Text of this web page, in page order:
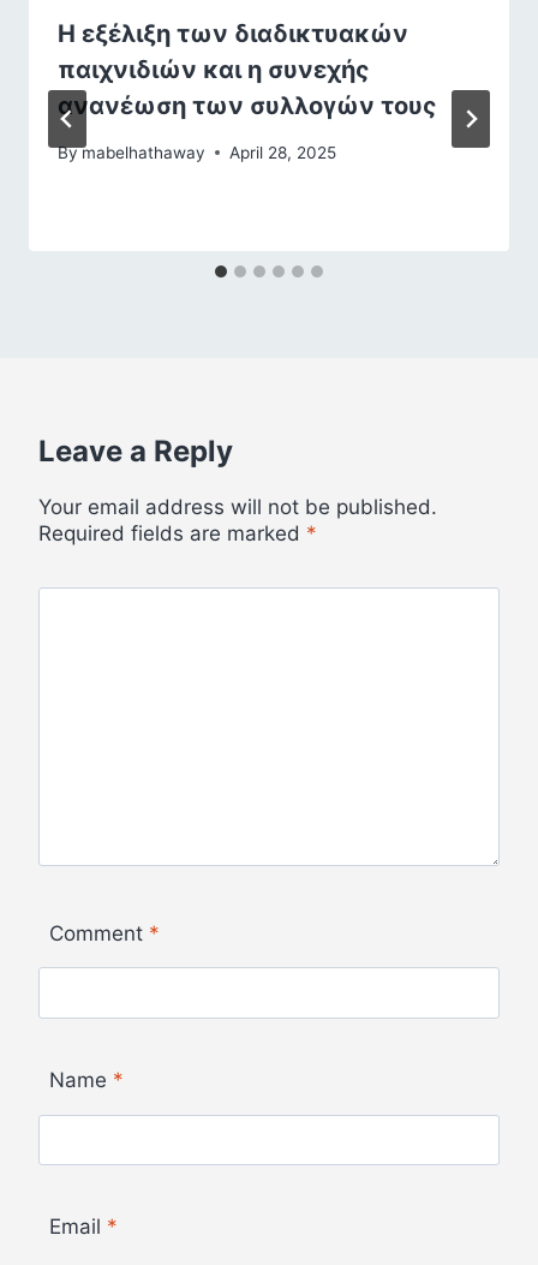
Η εξέλιξη των διαδικτυακών
παιχνιδιών και η συνεχής
ανανέωση των συλλογών τους
Bymabelhathaway April 28, 2025
Leave a Reply
Your email address will not be published.
Required fields are marked *
Comment *
Name *
Email *